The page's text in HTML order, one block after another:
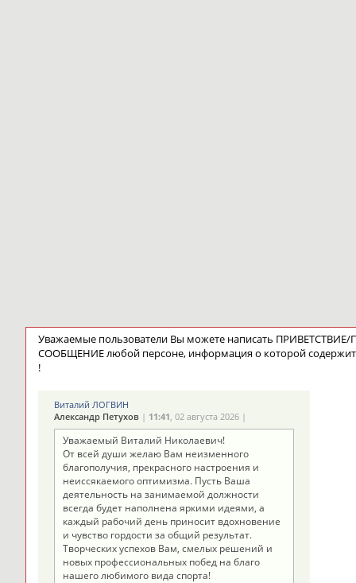
Уважаемые пользователи Вы можете написать
СООБЩЕНИЕ любой персоне, информация о которой
!
Виталий ЛОГВИН
Александр Петухов| 11:41, 02 августа 2026 |
Уважаемый Виталий Николаевич!
От всей души желаю Вам неизменного
благополучия, прекрасного настроения и
неиссякаемого оптимизма. Пусть Ваша
деятельность на занимаемой должности
всегда будет наполнена яркими идеями, а
каждый рабочий день приносит вдохновение
и чувство гордости за общий результат.
Творческих успехов Вам, смелых решений и
новых профессиональных побед на благо
нашего любимого вида спорта!